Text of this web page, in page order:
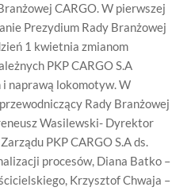
CARGO. W pierwszej
Prezydium Rady Branżowej
1 kwietnia zmianom
PKP CARGO S.A
naprawą lokomotyw. W
Rady Branżowej
Wasilewski- Dyrektor
PKP CARGO S.A ds.
procesów, Diana Batko –
Krzysztof Chwaja –